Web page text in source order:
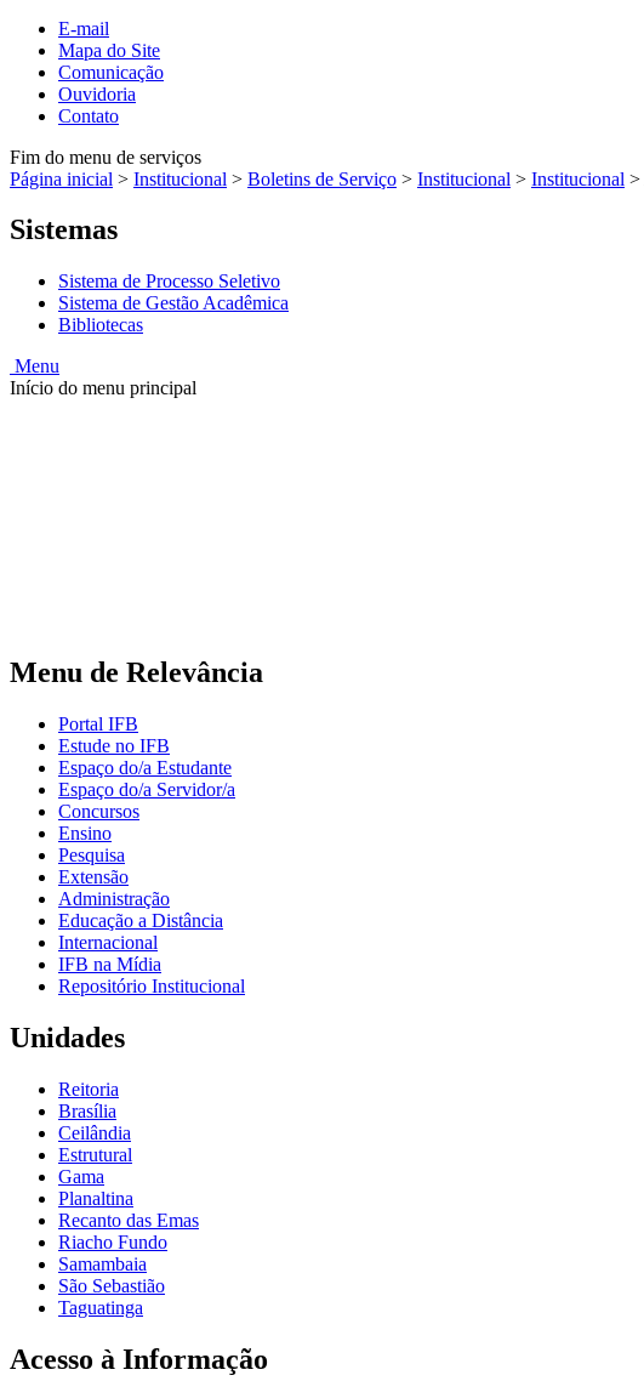
E-mail
Mapa do Site
Comunicação
Ouvidoria
Contato
Fim do menu de serviços
Página inicial > Institucional > Boletins de Serviço > Institucional > Institucional >
Sistemas
Sistema de Processo Seletivo
Sistema de Gestão Acadêmica
Bibliotecas
Menu
Início do menu principal
Menu de Relevância
Portal IFB
Estude no IFB
Espaço do/a Estudante
Espaço do/a Servidor/a
Concursos
Ensino
Pesquisa
Extensão
Administração
Educação a Distância
Internacional
IFB na Mídia
Repositório Institucional
Unidades
Reitoria
Brasília
Ceilândia
Estrutural
Gama
Planaltina
Recanto das Emas
Riacho Fundo
Samambaia
São Sebastião
Taguatinga
Acesso à Informação